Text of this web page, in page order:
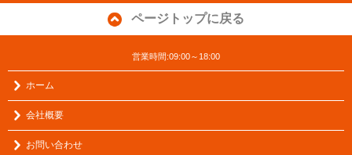
ページトップに戻る
営業時間:09:00～18:00
ホーム
会社概要
お問い合わせ